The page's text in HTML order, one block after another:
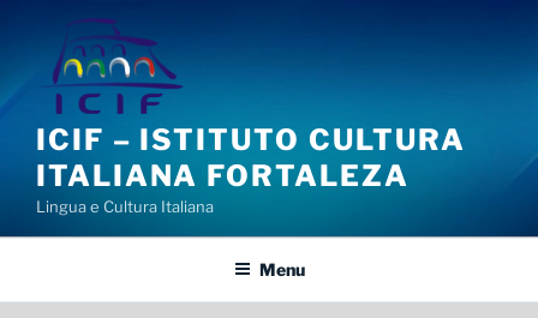
conteúdo
ICIF – ISTITUTO CULTURA
ITALIANA FORTALEZA
Lingua e Cultura Italiana
Menu